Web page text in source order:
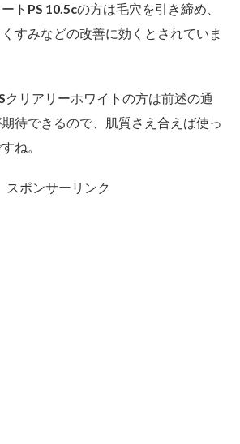
トPS 10.5cの方は毛穴を引き締め、
すみなどの改善に効くとされていま
クリアリーホワイトの方は前述の通
待できるので、肌質さえ合えば使っ
ね。
スポンサーリンク